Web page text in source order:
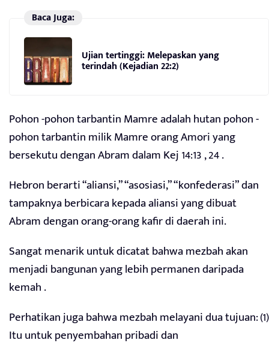
Baca Juga:
Ujian tertinggi: Melepaskan yang
terindah (Kejadian 22:2)
Pohon -pohon tarbantin Mamre adalah hutan pohon -
pohon tarbantin milik Mamre orang Amori yang
bersekutu dengan Abram dalam Kej 14:13 , 24 .
Hebron berarti “aliansi,” “asosiasi,” “konfederasi” dan
tampaknya berbicara kepada aliansi yang dibuat
Abram dengan orang-orang kafir di daerah ini.
Sangat menarik untuk dicatat bahwa mezbah akan
menjadi bangunan yang lebih permanen daripada
kemah .
Perhatikan juga bahwa mezbah melayani dua tujuan: (1)
Itu untuk penyembahan pribadi dan